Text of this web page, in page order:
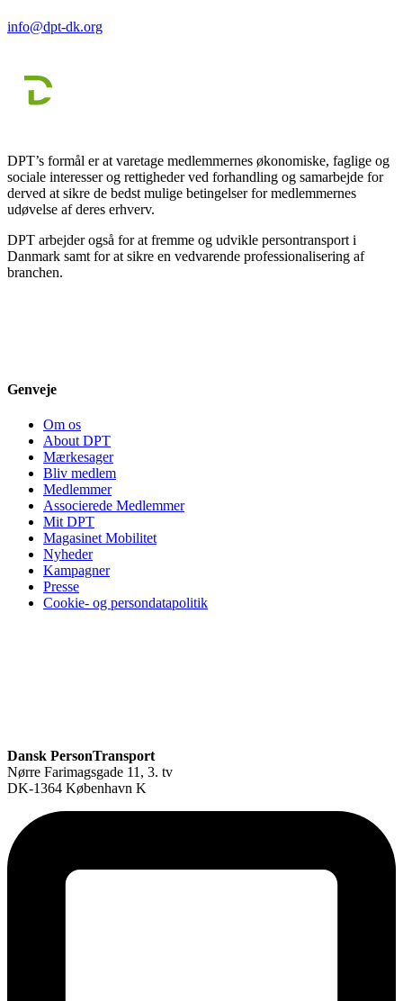
info@dpt-dk.org
DPT’s formål er at varetage medlemmernes økonomiske, faglige og
sociale interesser og rettigheder ved forhandling og samarbejde for
derved at sikre de bedst mulige betingelser for medlemmernes
udøvelse af deres erhverv.
DPT arbejder også for at fremme og udvikle persontransport i
Danmark samt for at sikre en vedvarende professionalisering af
branchen.
Genveje
Om os
About DPT
Mærkesager
Bliv medlem
Medlemmer
Associerede Medlemmer
Mit DPT
Magasinet Mobilitet
Nyheder
Kampagner
Presse
Cookie- og persondatapolitik
Dansk PersonTransport
Nørre Farimagsgade 11, 3. tv
DK-1364 København K